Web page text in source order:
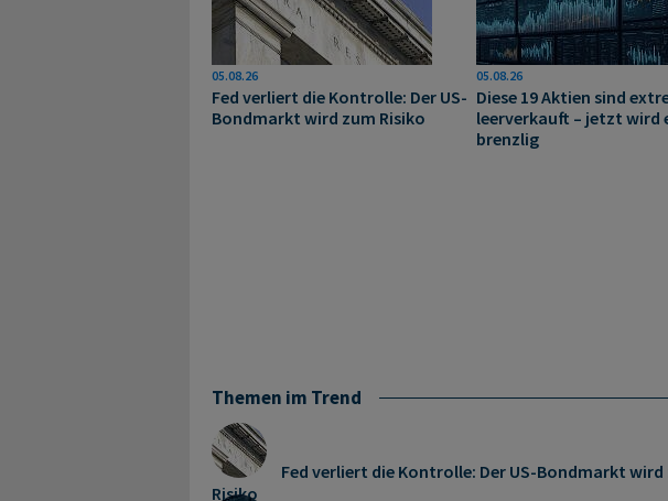
05.08.26
Fed verliert die Kontrolle: Der US-
Bondmarkt wird zum Risiko
05.08.26
Diese 19 Aktien sind
leerverkauft – jetzt wird
brenzlig
Themen im Trend
Fed verliert die Kontrolle: Der US-Bondmarkt wird
Risiko